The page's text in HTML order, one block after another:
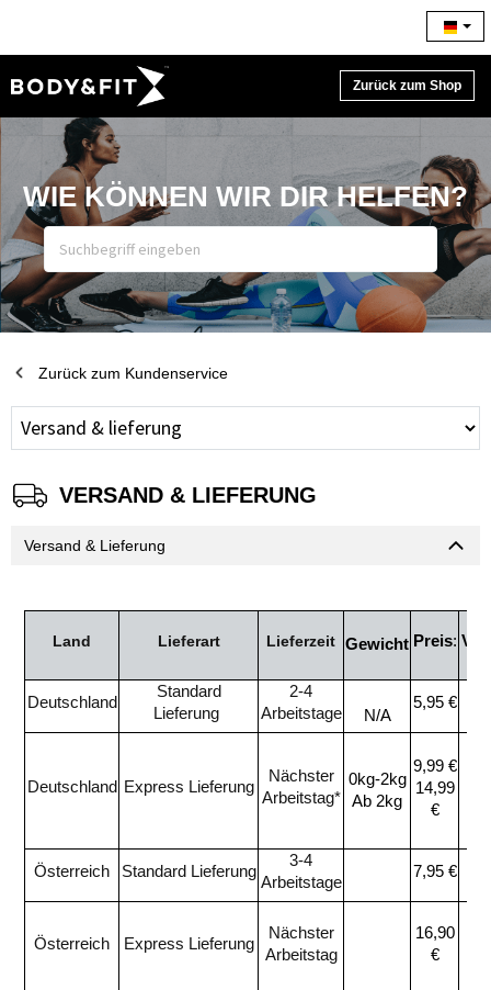
Zurück zum Shop
WIE KÖNNEN WIR DIR HELFEN?
Zurück zum Kundenservice
VERSAND & LIEFERUNG
Versand & Lieferung
Land Lieferart Lieferzeit Gewicht Preis:
Deutschland
Standard
Lieferung
2-4
Arbeitstage
N/A
5,95 €
Deutschland Express Lieferung
Nächster
Arbeitstag*
0kg-2kg
Ab 2kg
9,99 €
14,99
€
Österreich Standard Lieferung
3-4
Arbeitstage
7,95 €
Österreich Express Lieferung
Nächster
Arbeitstag
16,90
€